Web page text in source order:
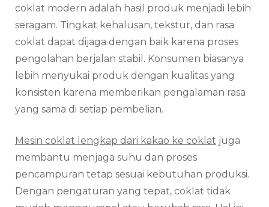
coklat modern adalah hasil produk menjadi lebih
seragam. Tingkat kehalusan, tekstur, dan rasa
coklat dapat dijaga dengan baik karena proses
pengolahan berjalan stabil. Konsumen biasanya
lebih menyukai produk dengan kualitas yang
konsisten karena memberikan pengalaman rasa
yang sama di setiap pembelian.
Mesin coklat lengkap dari kakao ke coklat juga
membantu menjaga suhu dan proses
pencampuran tetap sesuai kebutuhan produksi.
Dengan pengaturan yang tepat, coklat tidak